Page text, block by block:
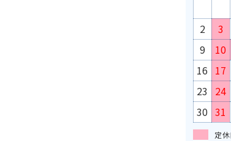
2
3
9
10
16 17
23 24
30 31
定